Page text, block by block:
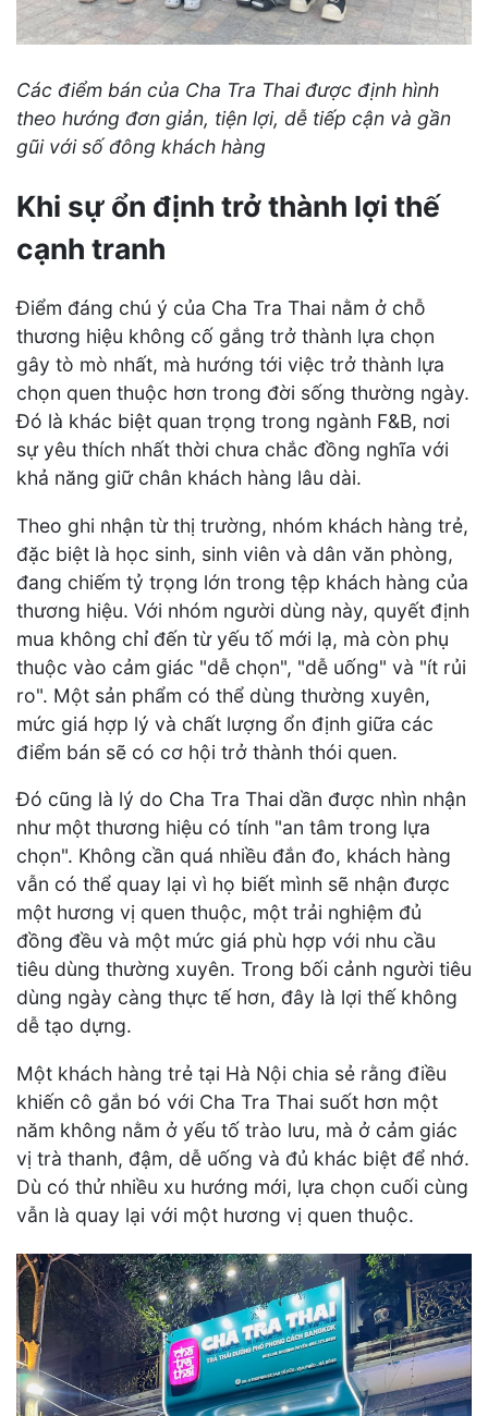
Các điểm bán của Cha Tra Thai được định hình
theo hướng đơn giản, tiện lợi, dễ tiếp cận và gần
gũi với số đông khách hàng
Khi sự ổn định trở thành lợi thế
cạnh tranh
Điểm đáng chú ý của Cha Tra Thai nằm ở chỗ
thương hiệu không cố gắng trở thành lựa chọn
gây tò mò nhất, mà hướng tới việc trở thành lựa
chọn quen thuộc hơn trong đời sống thường ngày.
Đó là khác biệt quan trọng trong ngành F&B, nơi
sự yêu thích nhất thời chưa chắc đồng nghĩa với
khả năng giữ chân khách hàng lâu dài.
Theo ghi nhận từ thị trường, nhóm khách hàng trẻ,
đặc biệt là học sinh, sinh viên và dân văn phòng,
đang chiếm tỷ trọng lớn trong tệp khách hàng của
thương hiệu. Với nhóm người dùng này, quyết định
mua không chỉ đến từ yếu tố mới lạ, mà còn phụ
thuộc vào cảm giác "dễ chọn", "dễ uống" và "ít rủi
ro". Một sản phẩm có thể dùng thường xuyên,
mức giá hợp lý và chất lượng ổn định giữa các
điểm bán sẽ có cơ hội trở thành thói quen.
Đó cũng là lý do Cha Tra Thai dần được nhìn nhận
như một thương hiệu có tính "an tâm trong lựa
chọn". Không cần quá nhiều đắn đo, khách hàng
vẫn có thể quay lại vì họ biết mình sẽ nhận được
một hương vị quen thuộc, một trải nghiệm đủ
đồng đều và một mức giá phù hợp với nhu cầu
tiêu dùng thường xuyên. Trong bối cảnh người tiêu
dùng ngày càng thực tế hơn, đây là lợi thế không
dễ tạo dựng.
Một khách hàng trẻ tại Hà Nội chia sẻ rằng điều
khiến cô gắn bó với Cha Tra Thai suốt hơn một
năm không nằm ở yếu tố trào lưu, mà ở cảm giác
vị trà thanh, đậm, dễ uống và đủ khác biệt để nhớ.
Dù có thử nhiều xu hướng mới, lựa chọn cuối cùng
vẫn là quay lại với một hương vị quen thuộc.